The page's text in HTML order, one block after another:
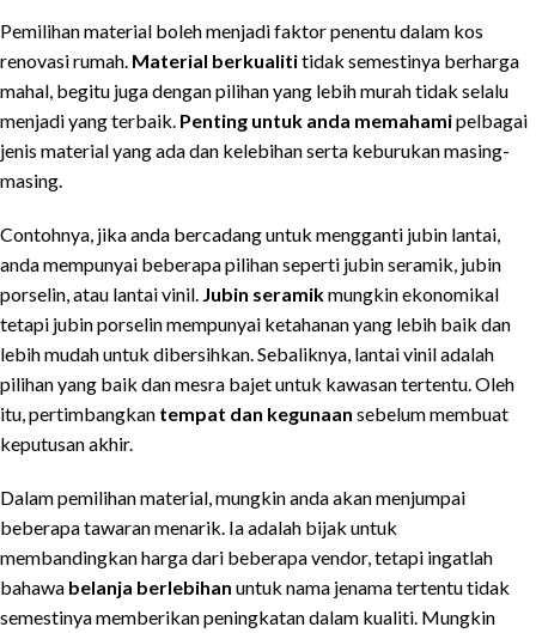
Pemilihan material boleh menjadi faktor penentu dalam kos
renovasi rumah. Material berkualititidak semestinya berharga
mahal, begitu juga dengan pilihan yang lebih murah tidak selalu
menjadi yang terbaik. Penting untuk anda memahamipelbagai
jenis material yang ada dan kelebihan serta keburukan masing-
masing.
Contohnya, jika anda bercadang untuk mengganti jubin lantai,
anda mempunyai beberapa pilihan seperti jubin seramik, jubin
porselin, atau lantai vinil. Jubin seramikmungkin ekonomikal
tetapi jubin porselin mempunyai ketahanan yang lebih baik dan
lebih mudah untuk dibersihkan. Sebaliknya, lantai vinil adalah
pilihan yang baik dan mesra bajet untuk kawasan tertentu. Oleh
itu, pertimbangkan tempat dan kegunaan sebelum membuat
keputusan akhir.
Dalam pemilihan material, mungkin anda akan menjumpai
beberapa tawaran menarik. Ia adalah bijak untuk
membandingkan harga dari beberapa vendor, tetapi ingatlah
bahawa belanja berlebihan untuk nama jenama tertentu tidak
semestinya memberikan peningkatan dalam kualiti. Mungkin